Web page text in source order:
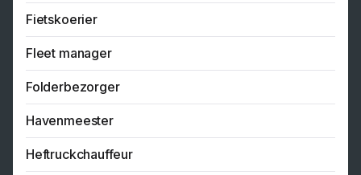
Fietskoerier
Fleet manager
Folderbezorger
Havenmeester
Heftruckchauffeur